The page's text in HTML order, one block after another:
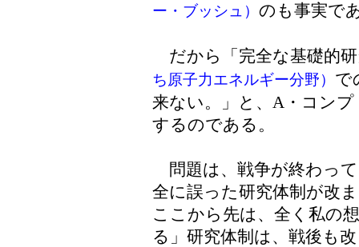
ー・ブッシュ） のも事実で
だから「完全な基礎的
ち原子力エネルギー分野） で
来ない。」と、A・コン
するのである。
問題は、戦争が終わっ
全に誤った研究体制が改
ここから先は、全く私の
る」研究体制は、戦後も